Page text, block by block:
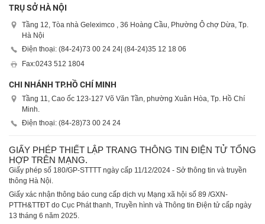
TRỤ SỞ HÀ NỘI
Tầng 12, Tòa nhà Geleximco , 36 Hoàng Cầu, Phường Ô chợ Dừa, Tp.
Hà Nội
Điện thoại: (84-24)73 00 24 24| (84-24)35 12 18 06
Fax:0243 512 1804
CHI NHÁNH TP.HỒ CHÍ MINH
Tầng 11, Cao ốc 123-127 Võ Văn Tần, phường Xuân Hòa, Tp. Hồ Chí
Minh.
Điện thoại: (84-28)73 00 24 24
GIẤY PHÉP THIẾT LẬP TRANG THÔNG TIN ĐIỆN TỬ TỔNG
HỢP TRÊN MẠNG.
Giấy phép số 180/GP-STTTT ngày cấp 11/12/2024 - Sở thông tin và truyền
thông Hà Nội.
Giấy xác nhận thông báo cung cấp dịch vụ Mạng xã hội số 89 /GXN-
PTTH&TTĐT do Cục Phát thanh, Truyền hình và Thông tin Điện tử cấp ngày
13 tháng 6 năm 2025.